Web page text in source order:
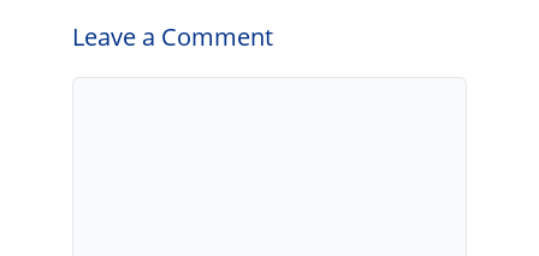
Leave a Comment